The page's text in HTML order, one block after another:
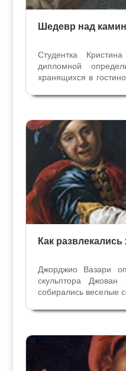
Шедевр над
Студентка
дипломной
хранящихся в
из самых
в статье “Новый”
Праздники и
Традиции
Как
Джорджио Вазари
скульптора Джован
собирались веселые
художники и
них охотно, говорит...
Праздники и